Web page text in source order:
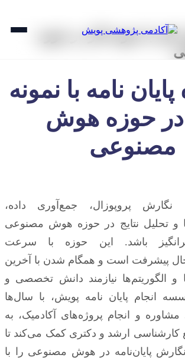
با نمونه کار در حوزه
نامه با نمونه
در حوزه هوش
مصنوعی
نگارش پروپوزال، جمع‌آوری داده،
و تحلیل نتایج در حوزه هوش مصنوعی
باشد. این حوزه با سرعت
پیشرفت است و همگام شدن با آخرین
و الگوریتم‌ها نیازمند دانش تخصصی و
انجام پایان نامه پویش، با سال‌ها
و انجام پروژه‌های آکادمیک، به
کارشناسی ارشد و دکتری کمک می‌کند تا
پایان‌نامه در هوش مصنوعی را با